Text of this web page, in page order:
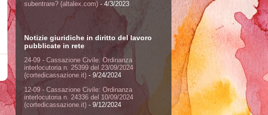
subentrare? (altalex.com) - 4/3/2023
Notizie giuridiche in diritto del lavoro
pubblicate in rete
24-09 - Cassazione Civile: Ordinanza
interlocutoria n. 25399 del 23/09/2024
(cortedicassazione.it) - 9/24/2024
12-09 - Cassazione Civile: Ordinanza
interlocutoria n. 24336 del 10/09/2024
(cortedicassazione.it) - 9/12/2024